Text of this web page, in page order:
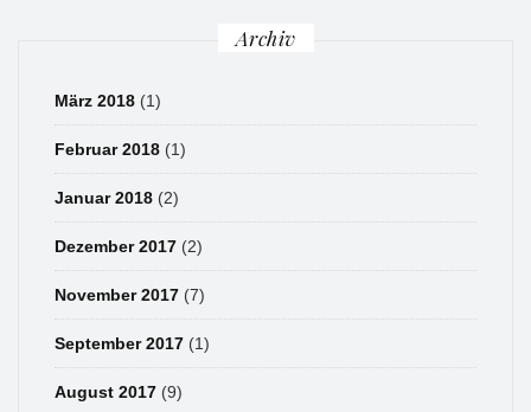
Archiv
März 2018 (1)
Februar 2018 (1)
Januar 2018 (2)
Dezember 2017 (2)
November 2017 (7)
September 2017 (1)
August 2017 (9)